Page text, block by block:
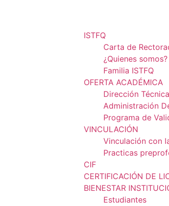
ISTFQ
Carta de
¿Quienes somos?
Familia ISTFQ
OFERTA ACADÉMICA
Dirección Técnica
Administración
Programa de
VINCULACIÓN
Vinculación con
Practicas
CIF
CERTIFICACIÓN DE
BIENESTAR
Estudiantes